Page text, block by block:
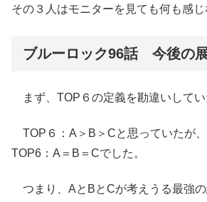
その３人はモニターを見ても何も感じ
ブルーロック96話 今後の
まず、TOP６の定義を勘違いしてい
TOP６：A＞B＞Cと思っていたが
TOP6：A＝B＝Cでした。
つまり、AとBとCが考えうる最強